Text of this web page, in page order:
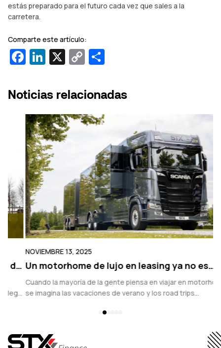
estás preparado para el futuro cada vez que sales a la
carretera.
Comparte este artículo:
Facebook
LinkedIn
X Copy
Noticias relacionadas
NOVIEMBRE 13, 2025
Un motorhome de lujo en leasing ya no es
solo para vacaciones
Cuando la mayoría de la gente piensa en viajar en motorhome,
se imagina las vacaciones de verano y los road trips